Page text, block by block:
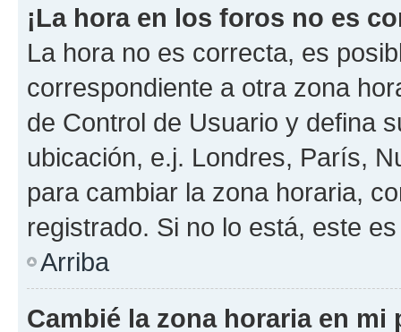
¡La hora en los foros no es
La hora no es correcta, es
correspondiente a otra zona
de Control de Usuario y defina
ubicación, e.j. Londres, París,
para cambiar la zona horaria,
registrado. Si no lo está, este
Arriba
Cambié la zona horaria en